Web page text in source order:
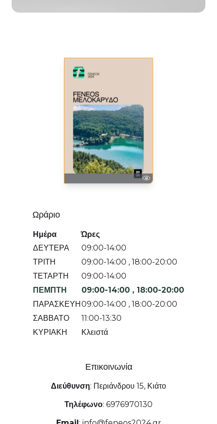
Ωράριο
Ημέρα
Ώρες
ΔΕΥΤΕΡΑ
09:00-14:00
ΤΡΙΤΗ
09:00-14:00 , 18:00-20:00
ΤΕΤΑΡΤΗ
09:00-14:00
ΠΕΜΠΤΗ
09:00-14:00 , 18:00-20:00
ΠΑΡΑΣΚΕΥΗ09:00-14:00 , 18:00-20:00
ΣΑΒΒΑΤΟ
11:00-13:30
ΚΥΡΙΑΚΗ
Κλειστά
Επικοινωνία
Διεύθυνση: Περιάνδρου 15, Κιάτο
Τηλέφωνο: 6976970130